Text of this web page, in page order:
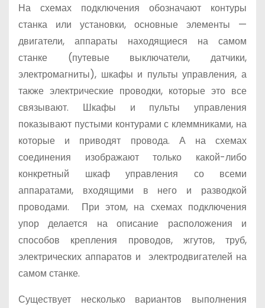
На схемах подключения обозначают контуры
станка или установки, основные элементы —
двигатели, аппараты находящиеся на самом
станке (путевые выключатели, датчики,
электромагниты), шкафы и пульты управления, а
также электрические проводки, которые это все
связывают. Шкафы и пульты управления
показывают пустыми контурами с клеммниками, на
которые и приводят провода. А на схемах
соединения изображают только какой-либо
конкретный шкаф управления со всеми
аппаратами, входящими в него и разводкой
проводами. При этом, на схемах подключения
упор делается на описание расположения и
способов крепления проводов, жгутов, труб,
электрических аппаратов и электродвигателей на
самом станке.
Существует несколько вариантов выполнения